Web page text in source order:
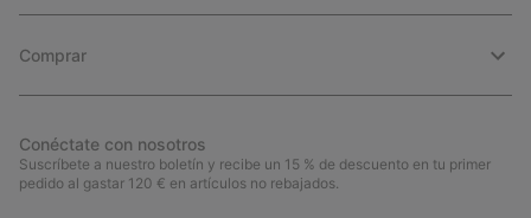
Comprar
Conéctate con nosotros
Suscríbete a nuestro boletín y recibe un 15 % de descuento en tu primer
pedido al gastar 120 € en artículos no rebajados.